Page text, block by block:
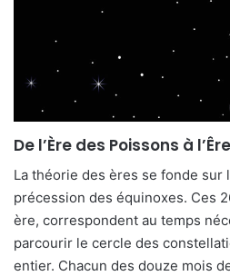
De l’Ère des Poissons à
La théorie des ères se fonde sur
précession des équinoxes. Ces
ère, correspondent au temps
parcourir le cercle des
entier. Chacun des douze mois